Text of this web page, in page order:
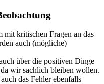
mit kritischen Fragen an das
auch (mögliche)
über die positiven Dinge
wir sachlich bleiben wollen.
das Fehler ebenfalls